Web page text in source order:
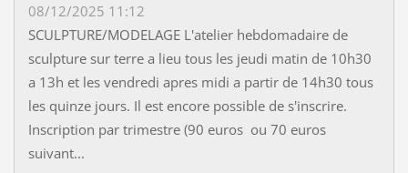
08/12/2025 11:12
SCULPTURE/MODELAGE L'atelier hebdomadaire de
sculpture sur terre a lieu tous les jeudi matin de 10h30
a 13h et les vendredi apres midi a partir de 14h30 tous
les quinze jours. Il est encore possible de s'inscrire.
Inscription par trimestre (90 euros ou 70 euros
suivant...